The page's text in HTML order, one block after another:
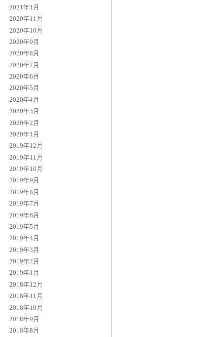
2021年1月
2020年11月
2020年10月
2020年9月
2020年8月
2020年7月
2020年6月
2020年5月
2020年4月
2020年3月
2020年2月
2020年1月
2019年12月
2019年11月
2019年10月
2019年9月
2019年8月
2019年7月
2019年6月
2019年5月
2019年4月
2019年3月
2019年2月
2019年1月
2018年12月
2018年11月
2018年10月
2018年9月
2018年8月